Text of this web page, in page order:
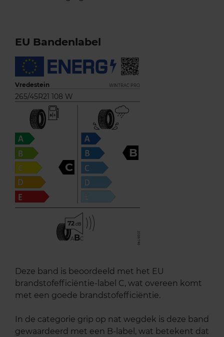
EU Bandenlabel
Vredestein WINTRAC PRO
265/45R21 108 W
C
B
72
ABC
Deze band is beoordeeld met het EU
brandstofefficiëntie-label C, wat overeen komt
met een goede brandstofefficiëntie.
In de categorie grip op nat wegdek is deze band
gewaardeerd met een B-label, wat betekent dat